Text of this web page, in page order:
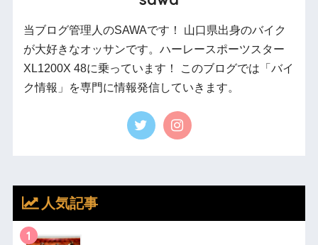
当ブログ管理人のSAWAです！ 山口県出身のバイク
が大好きなオッサンです。ハーレースポーツスター
XL1200X 48に乗っています！ このブログでは「バイ
ク情報」を専門に情報発信していきます。
人気記事
1